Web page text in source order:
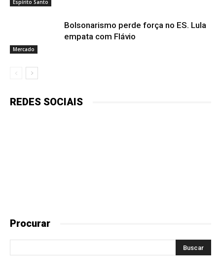
Espírito Santo
Mercado
Bolsonarismo perde força no ES. Lula
empata com Flávio
REDES SOCIAIS
Procurar